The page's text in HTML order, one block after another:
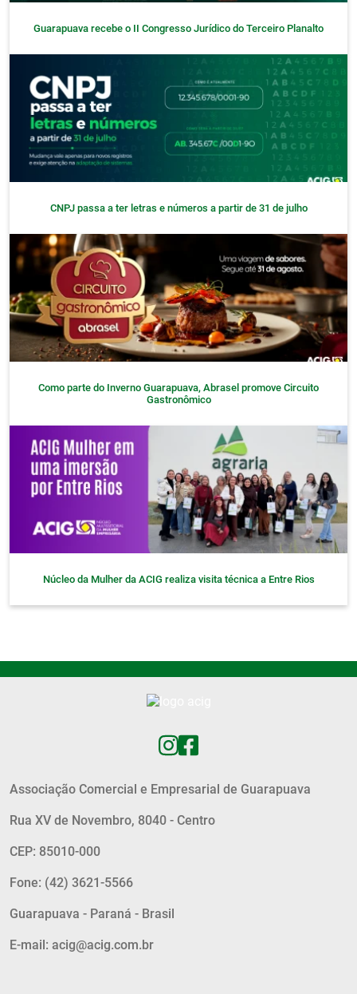
Guarapuava recebe o II Congresso Jurídico do Terceiro Planalto
CNPJ passa a ter letras e números a partir de 31 de julho
Como parte do Inverno Guarapuava, Abrasel promove Circuito
Gastronômico
Núcleo da Mulher da ACIG realiza visita técnica a Entre Rios
Associação Comercial e Empresarial de Guarapuava
Rua XV de Novembro, 8040 - Centro
CEP: 85010-000
Fone: (42) 3621-5566
Guarapuava - Paraná - Brasil
E-mail: acig@acig.com.br